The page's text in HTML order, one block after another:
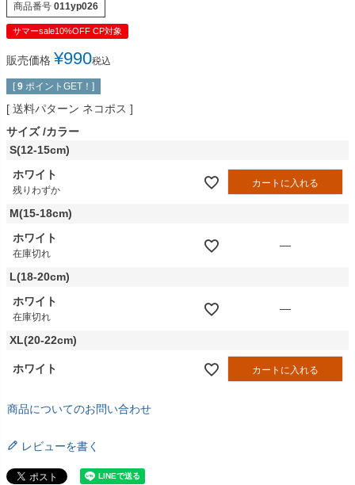
商品番号 011yp026
サマーsale10%OFF CP対象
販売価格 ¥990税込
[ 9 ポイントGET！]
送料パターン ネコポス
サイズ カラー
S(12-15cm)
ホワイト
残りわずか
カートに入れる
M(15-18cm)
ホワイト
在庫切れ
—
L(18-20cm)
ホワイト
在庫切れ
—
XL(20-22cm)
ホワイト カートに入れる
商品についてのお問い合わせ
レビューを書く